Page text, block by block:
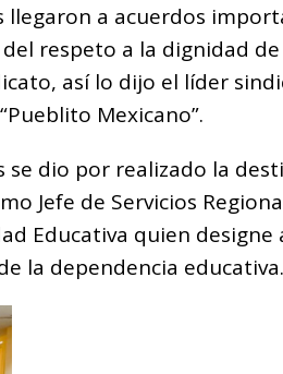
llegaron a acuerdos
respeto a la dignidad
así lo dijo el líder
Mexicano”.
dio por realizado la
Jefe de Servicios
Educativa quien designe
la dependencia educativa.